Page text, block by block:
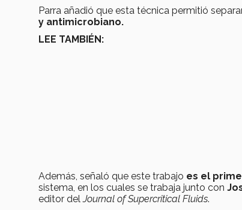
Parra añadió que esta técnica permitió
y antimicrobiano.
LEE TAMBIÉN:
Además, señaló que este trabajo es el
sistema, en los cuales se trabaja junto con
editor delJournal of Supercritical Fluids.